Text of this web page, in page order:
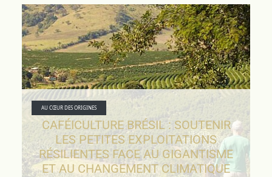
AU CŒUR DES ORIGINES
CAFÉICULTURE BRÉSIL : SOUTENIR
LES PETITES EXPLOITATIONS
RÉSILIENTES FACE AU GIGANTISME
ET AU CHANGEMENT CLIMATIQUE